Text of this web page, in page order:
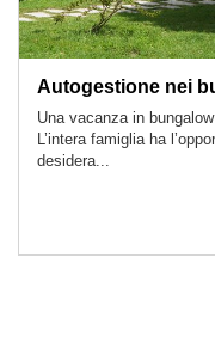
Autogestione nei
Una vacanza in
L’intera famiglia ha
desidera...